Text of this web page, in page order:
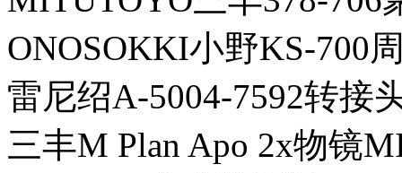
ONOSOKKI小野KS-700
雷尼绍A-5004-7592转接
三丰M Plan Apo 2x物镜